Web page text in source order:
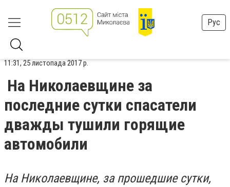
Рус
11:31, 25 листопада 2017 р.
На Николаевщине за
последние сутки спасатели
дважды тушили горящие
автомобили
На Николаевщине, за прошедшие сутки,